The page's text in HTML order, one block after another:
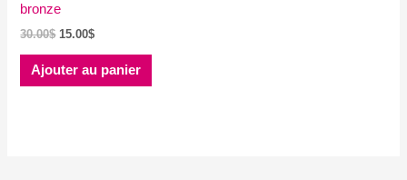
bronze
30.00$ Le
initial
15.00$Le
actuel
est :
Ajouter au panier